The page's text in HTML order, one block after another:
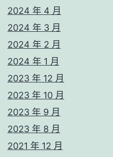
2024 年 4 月
2024 年 3 月
2024 年 2 月
2024 年 1 月
2023 年 12 月
2023 年 10 月
2023 年 9 月
2023 年 8 月
2021 年 12 月